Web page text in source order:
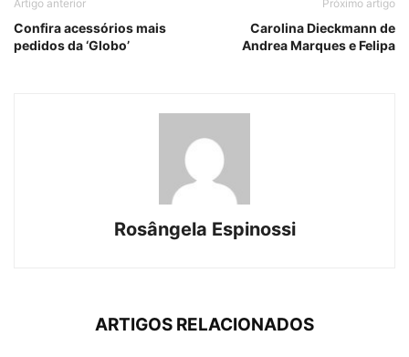
Artigo anterior
Confira acessórios mais
pedidos da ‘Globo’
Próximo artigo
Carolina Dieckmann de
Andrea Marques e Felipa
Rosângela Espinossi
ARTIGOS RELACIONADOS